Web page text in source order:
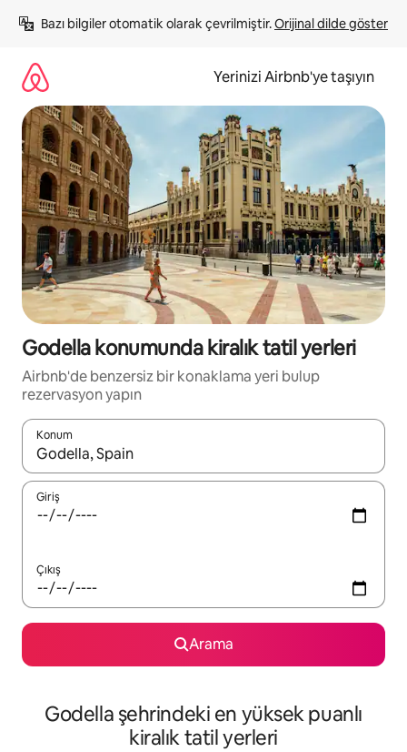
atla
Bazı bilgiler otomatik olarak çevrilmiştir. Orijinal dilde göster
Yerinizi Airbnb'ye taşıyın
Godella konumunda kiralık tatil yerleri
Airbnb'de benzersiz bir konaklama yeri bulup
rezervasyon yapın
Konum
Sonuçlar kullanılabilir olduğunda yukarı ve aşağı oklarıyla
Giriş
Çıkış
Arama
Godella şehrindeki en yüksek puanlı
kiralık tatil yerleri